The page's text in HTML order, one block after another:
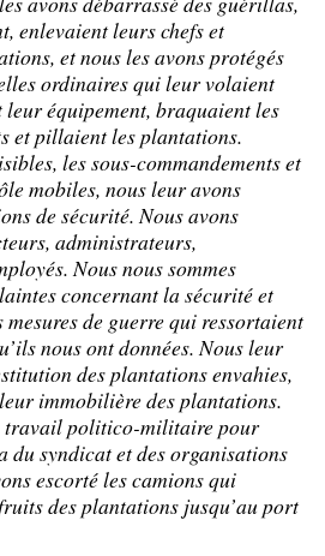
enlevaient leurs chefs et
et nous les avons protégés
ordinaires qui leur volaient
équipement, braquaient les
et pillaient les plantations.
les sous-commandements et
mobiles, nous leur avons
de sécurité. Nous avons
administrateurs,
Nous nous sommes
concernant la sécurité et
de guerre qui ressortaient
nous ont données. Nous leur
des plantations envahies,
immobilière des plantations.
travail politico-militaire pour
du syndicat et des organisations
escorté les camions qui
des plantations jusqu’au port